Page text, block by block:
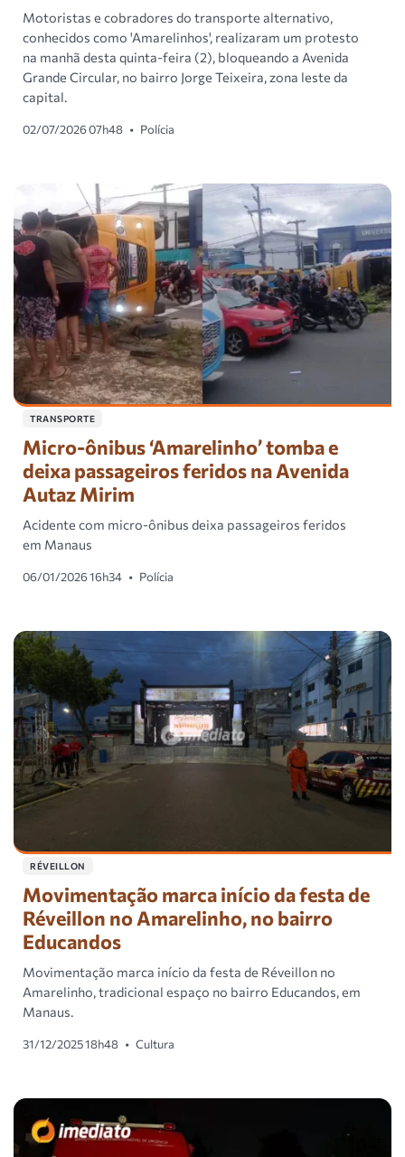
Motoristas e cobradores do transporte alternativo,
conhecidos como 'Amarelinhos', realizaram um protesto
na manhã desta quinta-feira (2), bloqueando a Avenida
Grande Circular, no bairro Jorge Teixeira, zona leste da
capital.
02/07/2026 07h48 • Polícia
TRANSPORTE
Micro-ônibus ‘Amarelinho’ tomba e
deixa passageiros feridos na Avenida
Autaz Mirim
Acidente com micro-ônibus deixa passageiros feridos
em Manaus
06/01/2026 16h34 • Polícia
RÉVEILLON
Movimentação marca início da festa de
Réveillon no Amarelinho, no bairro
Educandos
Movimentação marca início da festa de Réveillon no
Amarelinho, tradicional espaço no bairro Educandos, em
Manaus.
31/12/2025 18h48 • Cultura